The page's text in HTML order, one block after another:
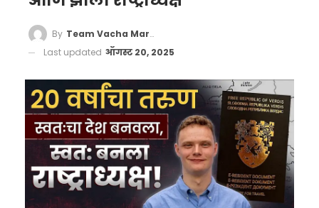
By Team Vacha Marathi
Last updated ऑगस्ट 20, 2025